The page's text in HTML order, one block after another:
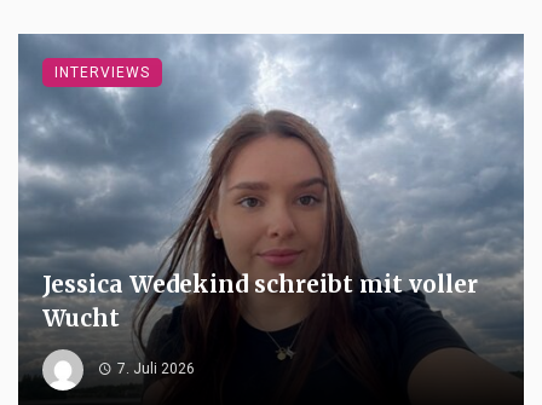
Jessica Wedekind schreibt mit voller
Wucht
7. Juli 2026
INTERVIEWS